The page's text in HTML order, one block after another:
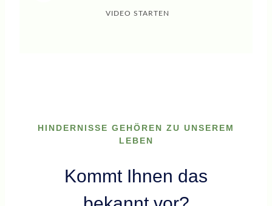
VIDEO STARTEN
HINDERNISSE GEHÖREN ZU UNSEREM
LEBEN
Kommt Ihnen das